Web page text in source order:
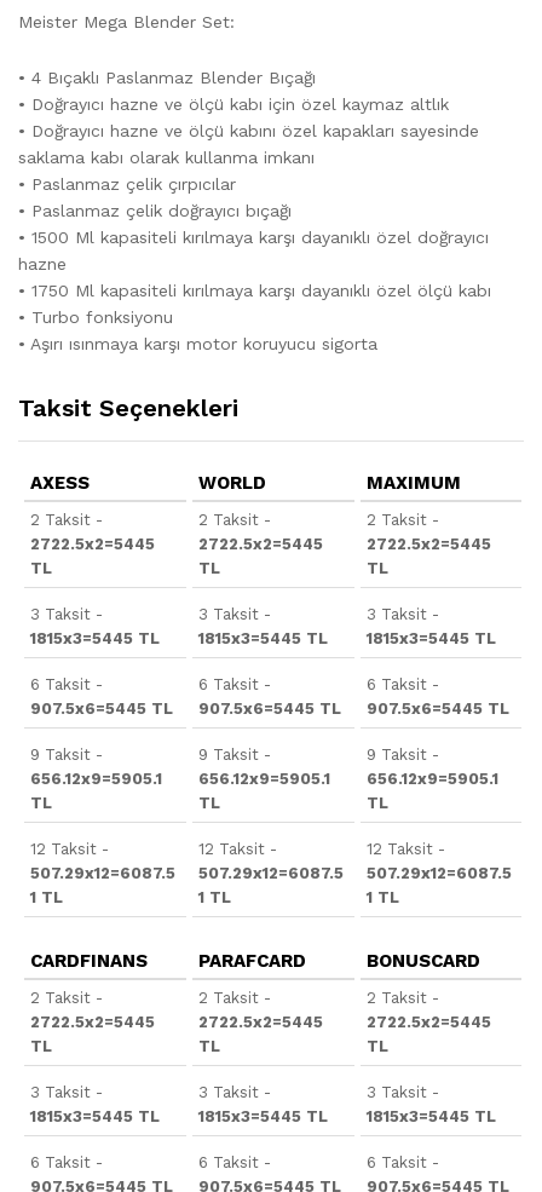
Meister Mega Blender Set:
• 4 Bıçaklı Paslanmaz Blender Bıçağı
• Doğrayıcı hazne ve ölçü kabı için özel kaymaz altlık
• Doğrayıcı hazne ve ölçü kabını özel kapakları sayesinde
saklama kabı olarak kullanma imkanı
• Paslanmaz çelik çırpıcılar
• Paslanmaz çelik doğrayıcı bıçağı
• 1500 Ml kapasiteli kırılmaya karşı dayanıklı özel doğrayıcı
hazne
• 1750 Ml kapasiteli kırılmaya karşı dayanıklı özel ölçü kabı
• Turbo fonksiyonu
• Aşırı ısınmaya karşı motor koruyucu sigorta
Taksit Seçenekleri
AXESS
2 Taksit -
2722.5x2=5445
TL
3 Taksit -
1815x3=5445 TL
6 Taksit -
907.5x6=5445 TL
9 Taksit -
656.12x9=5905.1
TL
12 Taksit -
507.29x12=6087.5
1 TL
WORLD
2 Taksit -
2722.5x2=5445
TL
3 Taksit -
1815x3=5445 TL
6 Taksit -
907.5x6=5445 TL
9 Taksit -
656.12x9=5905.1
TL
12 Taksit -
507.29x12=6087.5
1 TL
MAXIMUM
2 Taksit -
2722.5x2=5445
TL
3 Taksit -
1815x3=5445 TL
6 Taksit -
907.5x6=5445 TL
9 Taksit -
656.12x9=5905.1
TL
12 Taksit -
507.29x12=6087.5
1 TL
CARDFINANS
2 Taksit -
2722.5x2=5445
TL
3 Taksit -
1815x3=5445 TL
6 Taksit -
907.5x6=5445 TL
PARAFCARD
2 Taksit -
2722.5x2=5445
TL
3 Taksit -
1815x3=5445 TL
6 Taksit -
907.5x6=5445 TL
BONUSCARD
2 Taksit -
2722.5x2=5445
TL
3 Taksit -
1815x3=5445 TL
6 Taksit -
907.5x6=5445 TL